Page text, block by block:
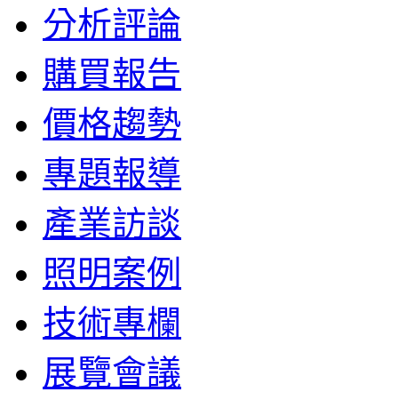
分析評論
購買報告
價格趨勢
專題報導
產業訪談
照明案例
技術專欄
展覽會議